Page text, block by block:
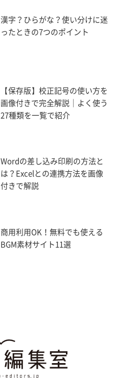
漢字？ひらがな？使い分けに迷
ったときの7つのポイント
【保存版】校正記号の使い方を
画像付きで完全解説｜よく使う
27種類を一覧で紹介
Wordの差し込み印刷の方法と
は？Excelとの連携方法を画像
付きで解説
商用利用OK！無料でも使える
BGM素材サイト11選